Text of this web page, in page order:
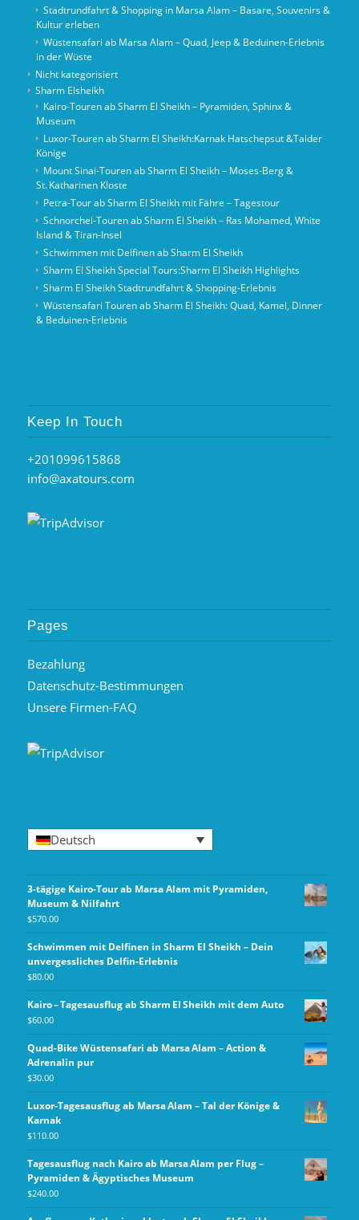
Stadtrundfahrt & Shopping in Marsa Alam – Basare, Souvenirs &
Kultur erleben
Wüstensafari ab Marsa Alam – Quad, Jeep & Beduinen-Erlebnis
in der Wüste
Nicht kategorisiert
Sharm Elsheikh
Kairo‑Touren ab Sharm El Sheikh – Pyramiden, Sphinx &
Museum
Luxor-Touren ab Sharm El Sheikh:Karnak Hatschepsut &Talder
Könige
Mount Sinai‑Touren ab Sharm El Sheikh – Moses‑Berg &
St. Katharinen Kloste
Petra-Tour ab Sharm El Sheikh mit Fähre – Tagestour
Schnorchel‑Touren ab Sharm El Sheikh – Ras Mohamed, White
Island & Tiran‑Insel
Schwimmen mit Delfinen ab Sharm El Sheikh
Sharm El Sheikh Special Tours:Sharm El Sheikh Highlights
Sharm El Sheikh Stadtrundfahrt & Shopping-Erlebnis
Wüstensafari Touren ab Sharm El Sheikh: Quad, Kamel, Dinner
& Beduinen‑Erlebnis
Keep In Touch
+201099615868
info@axatours.com
Pages
Bezahlung
Datenschutz-Bestimmungen
Unsere Firmen-FAQ
Deutsch
3-tägige Kairo-Tour ab Marsa Alam mit Pyramiden,
Museum & Nilfahrt
$570.00
Schwimmen mit Delfinen in Sharm El Sheikh – Dein
unvergessliches Delfin-Erlebnis
$80.00
Kairo – Tagesausflug ab Sharm El Sheikh mit dem Auto
$60.00
Quad-Bike Wüstensafari ab Marsa Alam – Action &
Adrenalin pur
$30.00
Luxor-Tagesausflug ab Marsa Alam – Tal der Könige &
Karnak
$110.00
Tagesausflug nach Kairo ab Marsa Alam per Flug –
Pyramiden & Ägyptisches Museum
$240.00